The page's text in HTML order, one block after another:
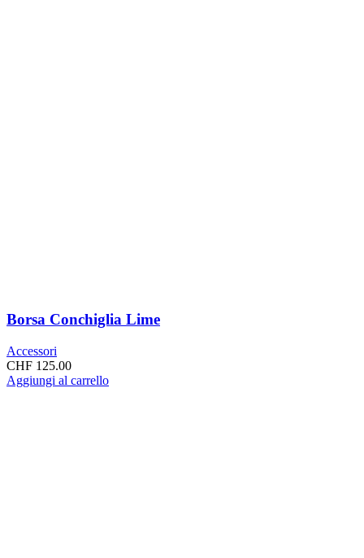
Borsa Conchiglia Lime
Accessori
CHF 125.00
Aggiungi al carrello